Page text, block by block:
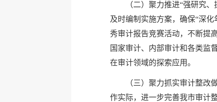
（二）聚力推进“强研究
及时编制实施方案，确保“深
秀审计报告竞赛活动，不断提
国家审计、内部审计和各类监
在审计领域的探索应用。
（三）聚力抓实审计整改
作实际，进一步完善我市审计